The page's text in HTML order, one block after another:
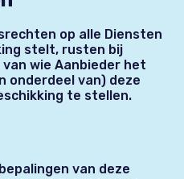
op alle Diensten
stelt, rusten bij
wie Aanbieder het
onderdeel van) deze
te stellen.
van deze